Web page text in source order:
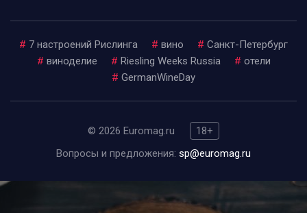
# 7 настроений Рислинга # вино # Санкт-Петербург
# виноделие # Riesling Weeks Russia # отели
# GermanWineDay
© 2026 Euromag.ru
18+
Вопросы и предложения: sp@euromag.ru